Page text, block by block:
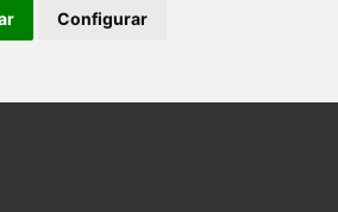
Configurar